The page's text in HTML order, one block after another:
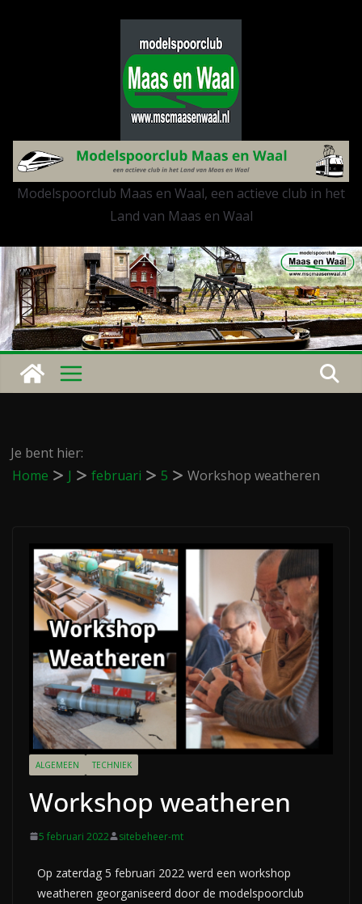
Modelspoorclub Maas en Waal, een actieve club in het
Land van Maas en Waal
Je bent hier:
Home
J februari 5 Workshop weatheren
ALGEMEEN TECHNIEK
Workshop weatheren
5 februari 2022 sitebeheer-mt
Op zaterdag 5 februari 2022 werd een workshop
weatheren georganiseerd door de modelspoorclub